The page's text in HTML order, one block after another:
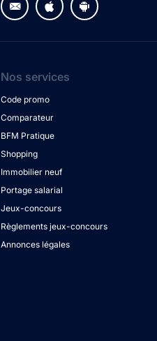
Nos services
Code promo
Comparateur
BFM Pratique
Shopping
Immobilier neuf
Portage salarial
Jeux-concours
Règlements jeux-concours
Annonces légales